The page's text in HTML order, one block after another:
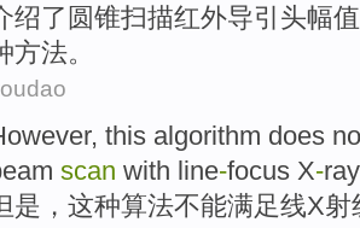
绍了 圆锥扫描红外导引 头幅值
方法。
, this algorithm does
scan with line-focus X-ray
是 ， 这种算法不能满足线X射